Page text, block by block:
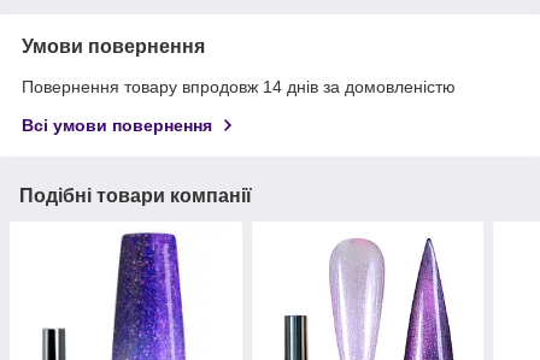
Умови повернення
Повернення товару впродовж 14 днів за домовленістю
Всі умови повернення
Подібні товари компанії